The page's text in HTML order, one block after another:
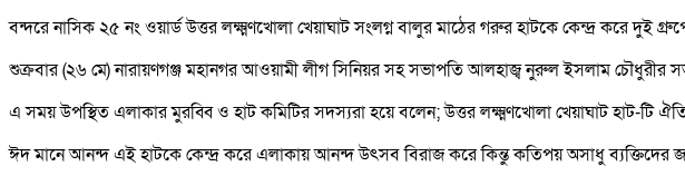
বন্দরে নাসিক ২৫ নং ওয়ার্ড উত্তর লক্ষ্মণখোলা খেয়াঘাট সংলগ্ন বালুর মাঠের গরুর হাটকে কেন্দ্র করে দুই
শুক্রবার (২৬ মে) নারায়ণগঞ্জ মহানগর আওয়ামী লীগ সিনিয়র সহ সভাপতি আলহাজ্ব নুরুল ইসলাম চৌধুরীর
এ সময় উপস্থিত এলাকার মুরব্বি ও হাট কমিটির সদস্যরা হয়ে বলেন; উত্তর লক্ষ্মণখোলা খেয়াঘাট হাট-
ঈদ মানে আনন্দ এই হাটকে কেন্দ্র করে এলাকায় আনন্দ উৎসব বিরাজ করে কিন্তু কতিপয় অসাধু ব্যক্তিদের